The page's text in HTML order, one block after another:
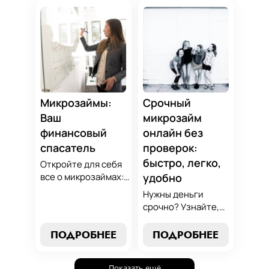
вариант для ваших
нужд. Откройте
экспертные
стратегии
погашения и
сделайте
осознанный выбор,
который
поддержит вашу
финансовую
стабильность.
избежанию
финансово
грамотным с нами!
Микрозаймы:
Ваш
финансовый
спасатель
Откройте для себя
все о микрозаймах:
погашения. Наше
вашим надежным
ПОДРОБНЕЕ
Срочный
микрозайм
онлайн без
проверок:
быстро, легко,
удобно
Нужны деньги
срочно? Узнайте,
срочный
без проверок и
ПОДРОБНЕЕ